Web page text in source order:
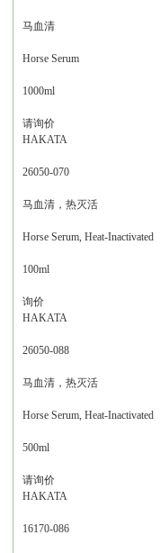
马血清
Horse Serum
1000ml
请询价
HAKATA
26050-070
马血清，热灭活
Horse Serum, Heat-Inactivated
100ml
询价
HAKATA
26050-088
马血清，热灭活
Horse Serum, Heat-Inactivated
500ml
请询价
HAKATA
16170-086